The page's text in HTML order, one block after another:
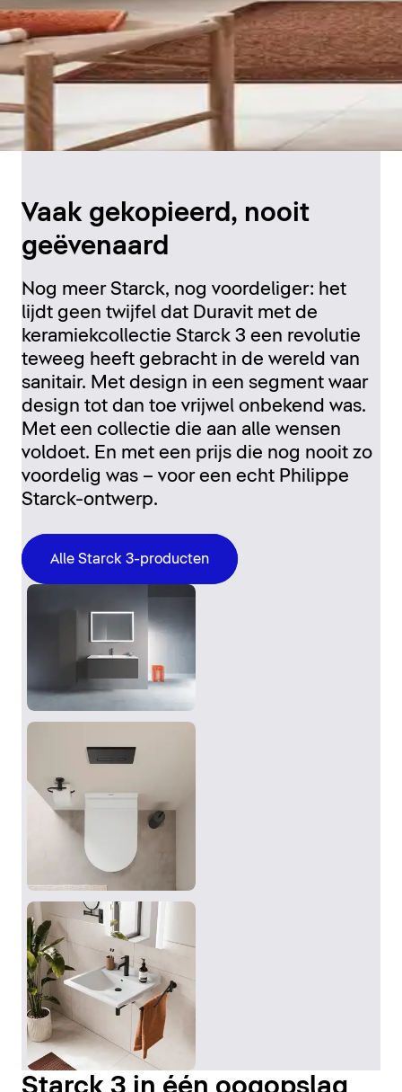
Vaak gekopieerd, nooit
geëvenaard
Nog meer Starck, nog voordeliger: het
lijdt geen twijfel dat Duravit met de
keramiekcollectie Starck 3 een revolutie
teweeg heeft gebracht in de wereld van
sanitair. Met design in een segment waar
design tot dan toe vrijwel onbekend was.
Met een collectie die aan alle wensen
voldoet. En met een prijs die nog nooit zo
voordelig was – voor een echt Philippe
Starck-ontwerp.
Alle Starck 3-producten